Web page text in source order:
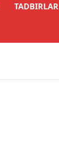
TADBIRLAR